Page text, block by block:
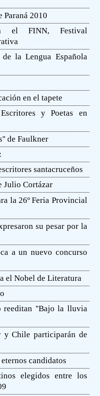
Paraná 2010
el FINN, Festival
la Lengua Española
en el tapete
y Poetas en
de Faulkner
santacruceños
Julio Cortázar
la 26º Feria Provincial
su pesar por la
a un nuevo concurso
el Nobel de Literatura
reeditan ''Bajo la lluvia
y Chile participarán de
candidatos
elegidos entre los